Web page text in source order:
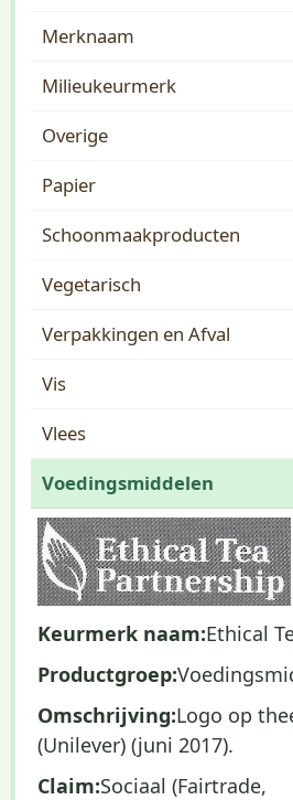
Merknaam
Milieukeurmerk
Overige
Papier
Schoonmaakproducten
Vegetarisch
Verpakkingen en Afval
Vis
Vlees
Voedingsmiddelen
Keurmerk naam:Ethical
Productgroep:
Omschrijving:Logo op
(Unilever) (juni 2017).
Claim:Sociaal (Fairtrade,